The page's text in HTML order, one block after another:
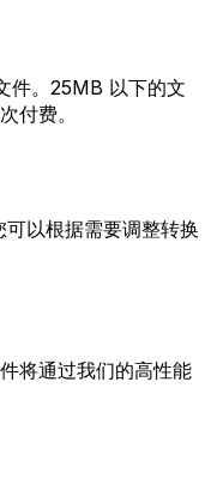
件。25MB 以下的文
付费。
以根据需要调整转换
将通过我们的高性能